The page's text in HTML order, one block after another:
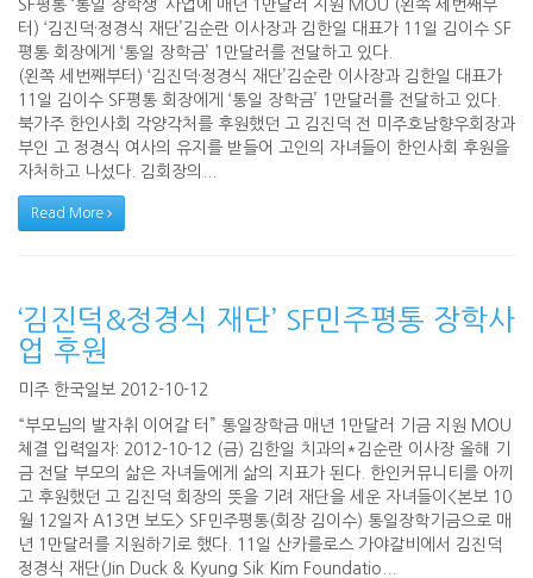
SF평통 ‘통일 장학생’ 사업에 매년 1만달러 지원 MOU (왼쪽 세번째부
터) ‘김진덕·정경식 재단’김순란 이사장과 김한일 대표가 11일 김이수 SF
평통 회장에게 ‘통일 장학금’ 1만달러를 전달하고 있다.
(왼쪽 세번째부터) ‘김진덕·정경식 재단’김순란 이사장과 김한일 대표가
11일 김이수 SF평통 회장에게 ‘통일 장학금’ 1만달러를 전달하고 있다.
북가주 한인사회 각양각처를 후원했던 고 김진덕 전 미주호남향우회장과
부인 고 정경식 여사의 유지를 받들어 고인의 자녀들이 한인사회 후원을
자처하고 나섰다. 김회장의...
Read More
‘김진덕&정경식 재단’ SF민주평통 장학사
업 후원
미주 한국일보 2012-10-12
“부모님의 발자취 이어갈 터” 통일장학금 매년 1만달러 기금 지원 MOU
체결 입력일자: 2012-10-12 (금) 김한일 치과의*김순란 이사장 올해 기
금 전달 부모의 삶은 자녀들에게 삶의 지표가 된다. 한인커뮤니티를 아끼
고 후원했던 고 김진덕 회장의 뜻을 기려 재단을 세운 자녀들이<본보 10
월 12일자 A13면 보도> SF민주평통(회장 김이수) 통일장학기금으로 매
년 1만달러를 지원하기로 했다. 11일 산카를로스 가야갈비에서 김진덕
정경식 재단(Jin Duck & Kyung Sik Kim Foundatio...